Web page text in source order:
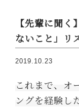
【先輩に聞
ないこと」リ
2019.10.23
これまで、オ
ングを経験し